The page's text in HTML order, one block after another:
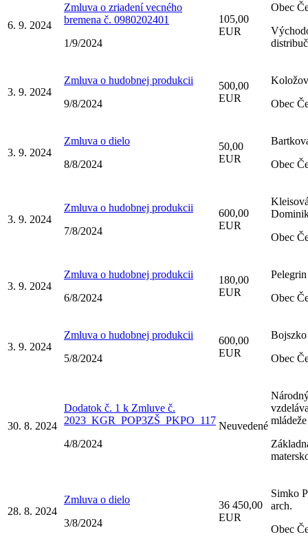
6. 9. 2024
Zmluva o zriadení vecného
bremena č. 0980202401
1/9/2024
105,00
EUR
Obec
3. 9. 2024
Zmluva o hudobnej produkcii
9/8/2024
500,00
EUR
Obec
3. 9. 2024
Zmluva o dielo
8/8/2024
50,00
EUR
Obec
3. 9. 2024
Zmluva o hudobnej produkcii
7/8/2024
600,00
EUR
Obec
3. 9. 2024
Zmluva o hudobnej produkcii
6/8/2024
180,00
EUR
Obec
3. 9. 2024
Zmluva o hudobnej produkcii
5/8/2024
600,00
EUR
Bojszko
Obec
30. 8. 2024
Dodatok č. 1 k Zmluve č.
2023_KGR_POP3ZŠ_PKPO_117
4/8/2024
Neuvedené mládeže
28. 8. 2024
Zmluva o dielo
3/8/2024
36 450,00
EUR
Simko
arch.
Obec